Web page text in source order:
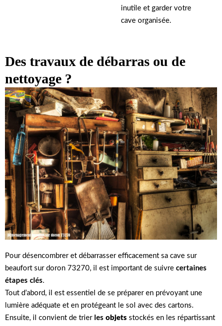
inutile et garder votre
cave organisée.
Des travaux de débarras ou de
nettoyage ?
Pour désencombrer et débarrasser efficacement sa cave sur
beaufort sur doron 73270, il est important de suivre certaines
étapes clés.
Tout d’abord, il est essentiel de se préparer en prévoyant une
lumière adéquate et en protégeant le sol avec des cartons.
Ensuite, il convient de trier les objets stockés en les répartissant